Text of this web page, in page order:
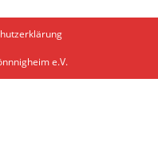
e.V.